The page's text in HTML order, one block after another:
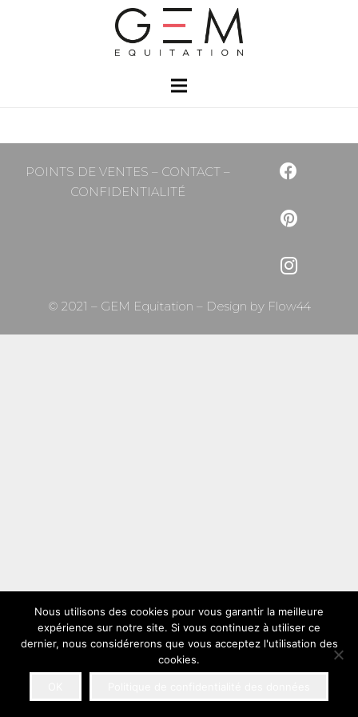
POINTS DE VENTES – CONTACT–
CONFIDENTIALITÉ
© 2021 – GEM Equitation – Design byFlow44
Nous utilisons des cookies pour vous garantir la meilleure
expérience sur notre site. Si vous continuez à utiliser ce
dernier, nous considérerons que vous acceptez l'utilisation des
cookies.